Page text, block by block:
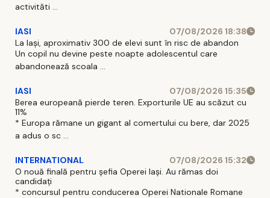
activităti ...
IASI
07/08/2026 18:38
La Iași, aproximativ 300 de elevi sunt în risc de abandon
Un copil nu devine peste noapte adolescentul care
abandonează scoala ...
IASI
07/08/2026 15:35
Berea europeană pierde teren. Exporturile UE au scăzut cu
11%
* Europa rămane un gigant al comertului cu bere, dar 2025
a adus o sc ...
INTERNATIONAL
07/08/2026 15:32
O nouă finală pentru șefia Operei Iași. Au rămas doi
candidați
* concursul pentru conducerea Operei Nationale Romane